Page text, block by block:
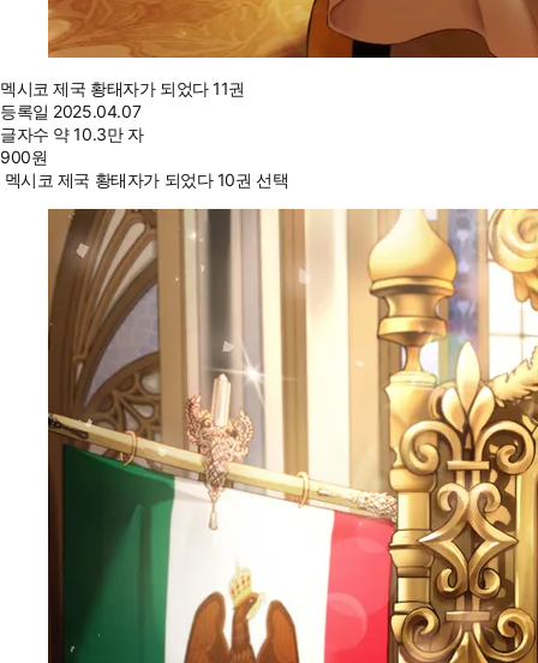
멕시코 제국 황태자가 되었다 11권
등록일 2025.04.07
글자수 약 10.3만 자
900원
멕시코 제국 황태자가 되었다 10권 선택